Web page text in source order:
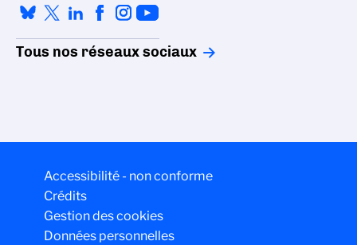
Tous nos réseaux sociaux
Accessibilité - non conforme
Crédits
Gestion des cookies
Données personnelles